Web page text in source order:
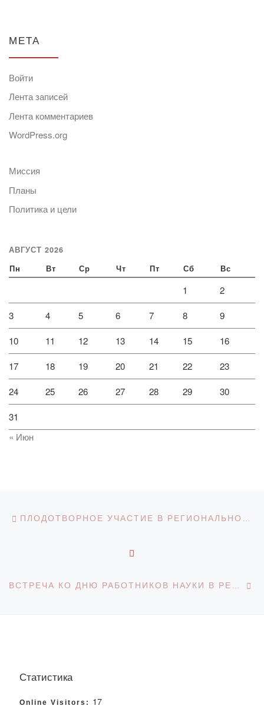
МЕТА
Войти
Лента записей
Лента комментариев
WordPress.org
Миссия
Планы
Политика и цели
АВГУСТ 2026
Пн Вт Ср Чт Пт Сб Вс
1 2
3 4 5 6 7 8 9
10 11 12 13 14 15 16
17 18 19 20 21 22 23
24 25 26 27 28 29 30
31
« Июн
Навигация по записям ПЛОДОТВОРНОЕ УЧАСТИЕ В РЕГИОНАЛЬНОМ СТУДЕНЧЕСКОМ КОНКУРСЕ ЭССЕ «РУХАНИ ЖАНҒЫРУ — НАСЛЕДИЕ АЛАШ-ОРДЫ» ПОСВЯЩЕННОМ 150-ЛЕТИЮ СО ДНЯ РОЖДЕНИЯ АХМЕТА БАЙТУРСЫНУЛЫ
ВСТРЕЧА КО ДНЮ РАБОТНИКОВ НАУКИ В РЕСПУБЛИКЕ КАЗАХСТАН
Статистика
Online Visitors: 17